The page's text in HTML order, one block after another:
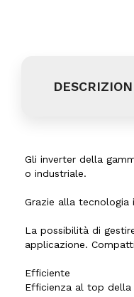
Gli inverter della
o industriale.
Grazie alla tecnologia
La possibilità di
applicazione.
Efficiente
Efficienza al top della